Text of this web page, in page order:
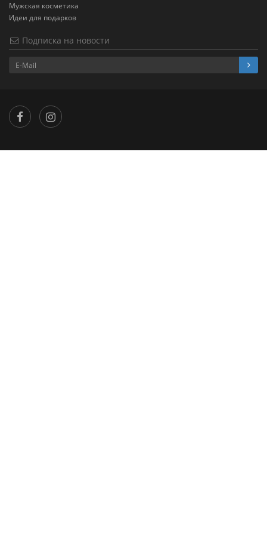
Мужская косметика
Идеи для подарков
Подписка на новости